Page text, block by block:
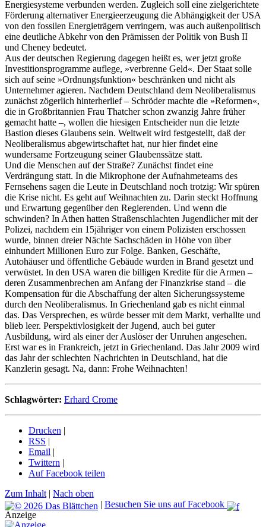
Energiesysteme verbunden werden. Zugleich soll eine zielgerichtete
Förderung alternativer Energieerzeugung die Abhängigkeit der USA
von den fossilen Energieträgern verringern, was auch außenpolitisch
eine deutliche Abkehr von den Prämissen der Politik von Bush II
und Cheney bedeutet.
Aus der deutschen Regierung dagegen heißt es, wer jetzt große
Investitionsprogramme auflege, »verbrenne Geld«. Der Staat solle
sich auf seine »Ordnungsfunktion« beschränken und nicht als
Unternehmer agieren. Nachdem Deutschland dem Neoliberalismus
zunächst zögerlich hinterherlief – Schröder machte die »Reformen«,
die in Großbritannien Frau Thatcher schon zwanzig Jahre früher
gemacht hatte –, wollen die hiesigen Entscheider nun die letzte
Bastion dieses Glaubens sein. Weltweit wird festgestellt, daß der
Neoliberalismus abgewirtschaftet hat, nur hier findet eine
wundersame Fortzeugung seiner Glaubenssätze statt.
Und die Menschen auf der Straße? Zunächst findet eine
Verdrängung statt. In die Mikrophone der Aufnahmeteams des
Fernsehens sagen die Leute in Deutschland noch trotzig: Wir spüren
die Krise nicht. Es geht auf Weihnachten zu. Darin steckt Hoffnung
und Erwartung gegenüber den Regierenden. Und wenn die
schwinden? In Athen hatten Straßenschlachten Jugendlicher mit der
Polizei, nachdem ein 15jähriger von einem Polizisten erschossen
wurde, binnen dreier Nächte Sachschäden in Höhe von über
einhundert Millionen Euro zur Folge. Banken, Geschäfte,
Autohäuser und öffentliche Gebäude wurden in Brand gesetzt und
verwüstet. In den USA waren die billigen Kredite für die Armen –
deren Zusammenbrechen am Anfang der Finanzkrise stand – die
Kompensation für die Abschaffung der alten Sicherungssysteme
durch den Neoliberalismus. In Griechenland gab es nicht einmal
das. Das Versprechen, es würde besser mit dem Markt, verhallte und
blieb leer. Perspektivlosigkeit der Jugend, auch bei guter
Ausbildung, wird als einer der Auslöser der Unruhen angesehen.
Erst war es in Frankreich, jetzt in Griechenland. Das Jahr 2009 wird
das Jahr der schlechten Nachrichten in Deutschland, hat die
Kanzlerin gesagt. Na, dann: Frohe Weihnachten!
Schlagwörter: Erhard Crome
Drucken |
RSS |
Email |
Twittern |
Auf Facebook teilen
Zum Inhalt | Nach oben
| Besuchen Sie uns auf Facebook
Anzeige